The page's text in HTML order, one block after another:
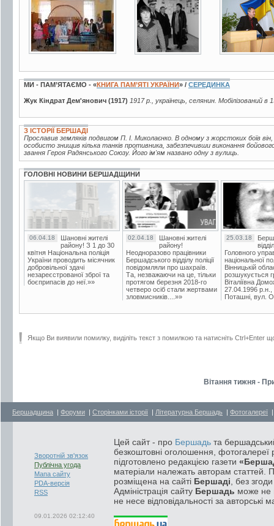
МИ - ПАМ’ЯТАЄМО - «КНИГА ПАМ’ЯТІ УКРАЇНИ» / СЕРЕДИНКА
Жук Кіндрат Дем'янович (1917) 1917 р., українець, селянин. Мобілізований
З ІСТОРІЇ БЕРШАДІ
Прославив земляків подвигом П. І. Миколаєнко. В одному з жорстоких боїв
особисто знищив кілька танків противника, забезпечивши виконання
звання Героя Радянського Союзу. Його ім'ям названо одну з вулиць.
ГОЛОВНІ НОВИНИ БЕРШАДЩИНИ
06.04.18
Шановні жителі
району! З 1 до 30
квітня Національна поліція
України проводить місячник
добровільної здачі
незареєстрованої зброї та
боєприпасів до неї.»»
02.04.18
Шановні жителі
району!
Неодноразово працівники
Бершадського відділу поліції
повідомляли про шахраїв.
Та, незважаючи на це, тільки
протягом березня 2018-го
четверо осіб стали жертвами
зловмисників....»»
25.03.18
Головного
національної
Вінницькій
розшукується
Віталіївна
27.04.1996 р.н.,
Поташні, вул.
Якщо Ви виявили помилку, виділіть текст з помилкою та натисніть Ctrl+Enter
Вітання тижня -
Бершадщина | Форуми | Сторінками історії | Літературна Бершадь | Фотогалереї
Зворотній зв'язок
Публічна угода
Мапа сайту
PDA-версія
RSS
09.01.2026 02:12:40
Цей сайт - про Бершадь та
безкоштовні оголошення, фотогалереї
підготовлено редакцією газети
матеріали належать авторам статтей.
розміщена на сайті Бершаді , без
Адміністрація сайту Бершадь може не
не несе відповідальності за авторські